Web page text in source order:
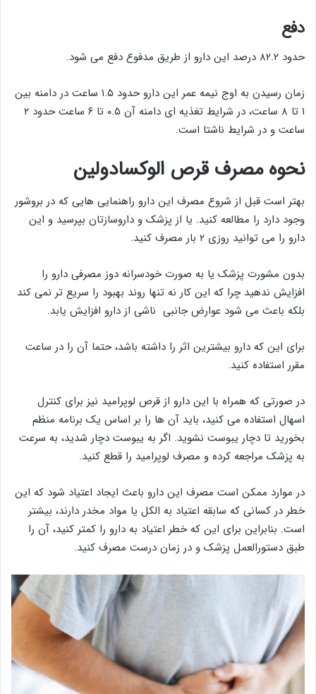
دفع
حدود ۸۲.۲ درصد این دارو از طریق مدفوع دفع می شود.
زمان رسیدن به اوج نیمه عمر این دارو حدود ۱.۵ ساعت در دامنه بین
۱ تا ۸ ساعت، در شرایط تغذیه ای دامنه آن ۰.۵ تا ۶ ساعت حدود ۲
ساعت و در شرایط ناشتا است.
نحوه مصرف قرص الوکسادولین
بهتر است قبل از شروع مصرف این دارو راهنمایی هایی که در بروشور
وجود دارد را مطالعه کنید. یا از پزشک و داروسازتان بپرسید و این
دارو را می توانید روزی ۲ بار مصرف کنید.
بدون مشورت پزشک یا به صورت خودسرانه دوز مصرفی دارو را
افزایش ندهید چرا که این کار نه تنها روند بهبود را سریع تر نمی کند
بلکه باعث می شود عوارض جانبی ناشی از دارو افزایش یابد.
برای این که دارو بیشترین اثر را داشته باشد، حتما آن را در ساعت
مقرر استفاده کنید.
در صورتی که همراه با این دارو از قرص لوپرامید نیز برای کنترل
اسهال استفاده می کنید، باید آن ها را بر اساس یک برنامه منظم
بخورید تا دچار یبوست نشوید. اگر به یبوست دچار شدید، به سرعت
به پزشک مراجعه کرده و مصرف لوپرامید را قطع کنید.
در موارد ممکن است مصرف این دارو باعث ایجاد اعتیاد شود که این
خطر در کسانی که سابقه اعتیاد به الکل یا مواد مخدر دارند، بیشتر
است. بنابراین برای این که خطر اعتیاد به دارو را کمتر کنید، آن را
طبق دستورالعمل پزشک و در زمان درست مصرف کنید.